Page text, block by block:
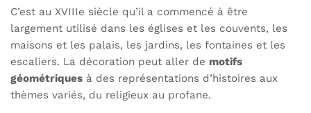
C’est au XVIIIe siècle qu’il a commencé à être
largement utilisé dans les églises et les couvents, les
maisons et les palais, les jardins, les fontaines et les
escaliers. La décoration peut aller de motifs
géométriques à des représentations d’histoires aux
thèmes variés, du religieux au profane.